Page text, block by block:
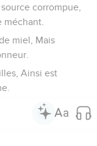
corrompue,
miel, Mais
Ainsi est